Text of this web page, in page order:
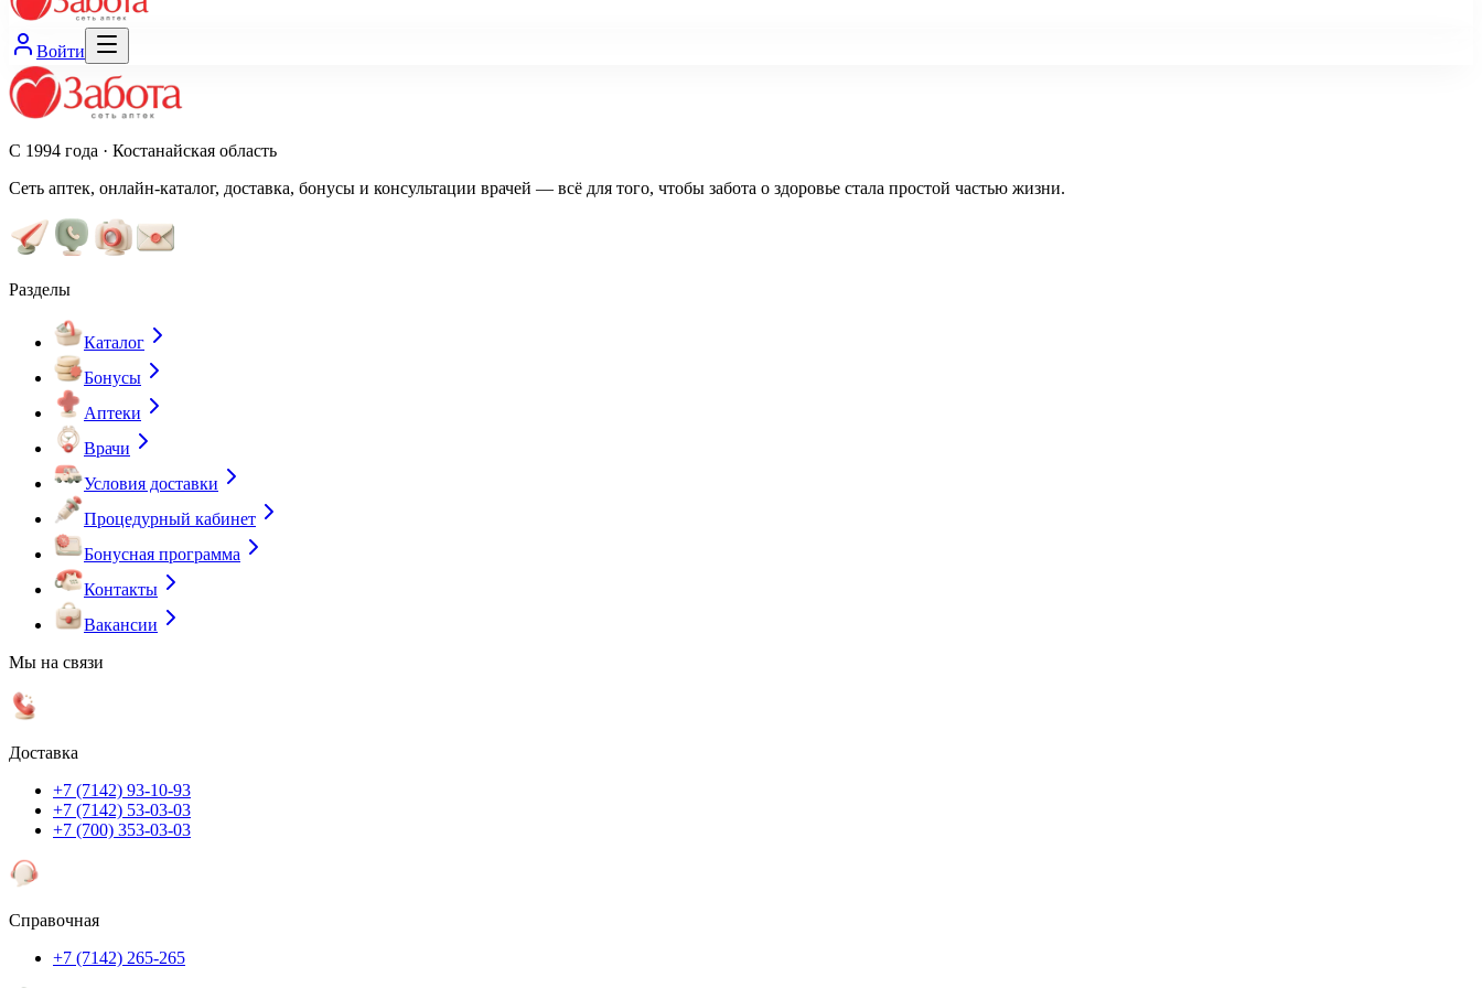
Войти
С 1994 года · Костанайская область
Сеть аптек, онлайн-каталог, доставка, бонусы и консультации врачей — всё для того, чтобы забота о здоровье стала простой частью жизни.
Разделы
Каталог
Бонусы
Аптеки
Врачи
Условия доставки
Процедурный кабинет
Бонусная программа
Контакты
Вакансии
Мы на связи
Доставка
+7 (7142) 93-10-93
+7 (7142) 53-03-03
+7 (700) 353-03-03
Справочная
+7 (7142) 265-265